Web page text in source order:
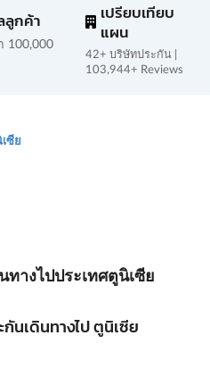
ลูกค้า
100,000
เปรียบเทียบ
แผน
42+ บริษัทประกัน |
103,944+ Reviews
ซีย
างไปประเทศตูนิเซีย
นเดินทางไป ตูนิเซีย